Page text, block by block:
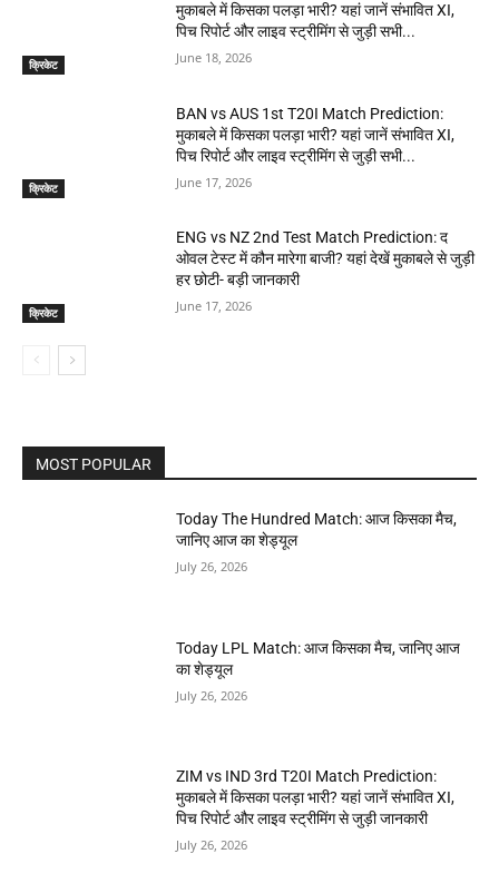
क्रिकेट
मुकाबले में किसका पलड़ा भारी? यहां जानें संभावित XI,
पिच रिपोर्ट और लाइव स्ट्रीमिंग से जुड़ी सभी...
June 18, 2026
क्रिकेट
BAN vs AUS 1st T20I Match Prediction:
मुकाबले में किसका पलड़ा भारी? यहां जानें संभावित XI,
पिच रिपोर्ट और लाइव स्ट्रीमिंग से जुड़ी सभी...
June 17, 2026
क्रिकेट
ENG vs NZ 2nd Test Match Prediction: द
ओवल टेस्ट में कौन मारेगा बाजी? यहां देखें मुकाबले से जुड़ी
हर छोटी- बड़ी जानकारी
June 17, 2026
MOST POPULAR
Today The Hundred Match: आज किसका मैच,
जानिए आज का शेड्यूल
July 26, 2026
Today LPL Match: आज किसका मैच, जानिए आज
का शेड्यूल
July 26, 2026
ZIM vs IND 3rd T20I Match Prediction:
मुकाबले में किसका पलड़ा भारी? यहां जानें संभावित XI,
पिच रिपोर्ट और लाइव स्ट्रीमिंग से जुड़ी जानकारी
July 26, 2026